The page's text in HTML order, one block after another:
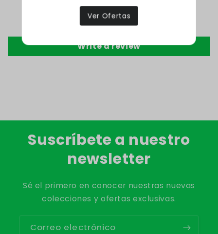
Sé el primero en escribir una reseña
Write a review
Suscríbete a nuestro
newsletter
Sé el primero en conocer nuestras nuevas
colecciones y ofertas exclusivas.
Correo electrónico
Ver Ofertas